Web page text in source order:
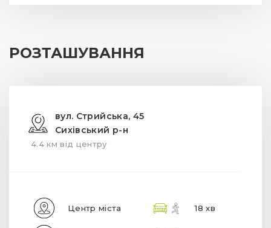
РОЗТАШУВАННЯ
вул. Стрийська, 45
Сихівський р-н
4.4 км від центру
Центр міста 18 хв